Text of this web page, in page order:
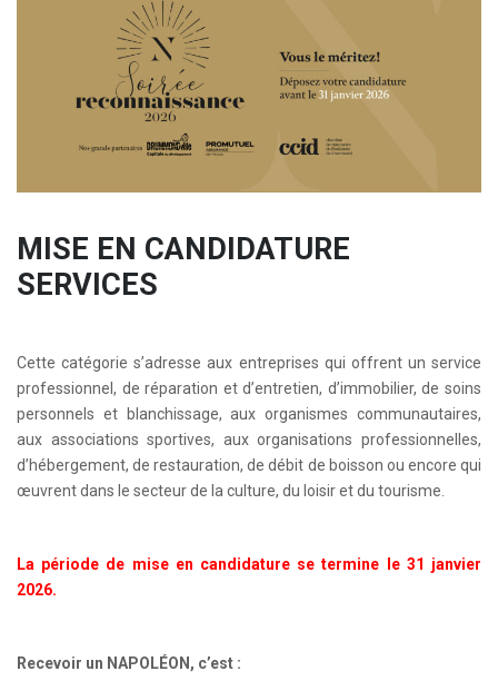
MISE EN CANDIDATURE
SERVICES
Cette catégorie s’adresse aux entreprises qui offrent un service
professionnel, de réparation et d’entretien, d’immobilier, de soins
personnels et blanchissage, aux organismes communautaires,
aux associations sportives, aux organisations professionnelles,
d’hébergement, de restauration, de débit de boisson ou encore qui
œuvrent dans le secteur de la culture, du loisir et du tourisme.
La période de mise en candidature se termine le 31 janvier
2026.
Recevoir un NAPOLÉON, c’est :